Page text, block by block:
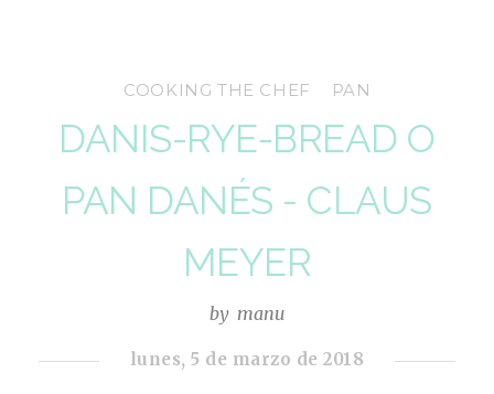
COOKING THE CHEF PAN
DANIS-RYE-BREAD O
PAN DANÉS - CLAUS
MEYER
by manu
lunes, 5 de marzo de 2018